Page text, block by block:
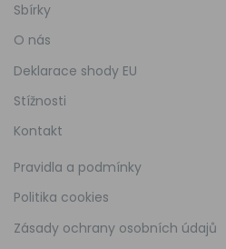
Sbírky
O nás
Deklarace shody EU
Stížnosti
Kontakt
Pravidla a podmínky
Politika cookies
Zásady ochrany osobních údajů